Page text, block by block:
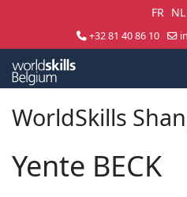
FR NL
+32 81 40 86 10
WorldSkills
Yente BECK